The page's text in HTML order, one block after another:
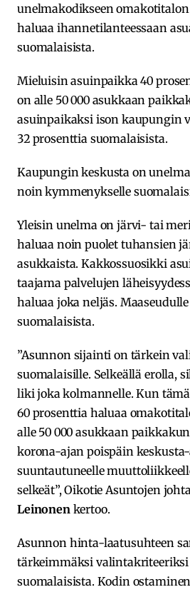
unelmakodikseen
haluaa ihannetilanteessaan
suomalaisista.
Mieluisin asuinpaikka 40
on alle 50 000 asukkaan
asuinpaikaksi ison kaupungin
32 prosenttia suomalaisista.
Kaupungin keskusta on
noin kymmenykselle
Yleisin unelma on järvi- tai
haluaa noin puolet tuhansien
asukkaista. Kakkossuosikki
taajama palvelujen
haluaa joka neljäs.
suomalaisista.
”Asunnon sijainti on tärkein
suomalaisille. Selkeällä erolla,
liki joka kolmannelle. Kun
60 prosenttia haluaa
alle 50 000 asukkaan
korona-ajan poispäin
suuntautuneelle
selkeät”, Oikotie Asuntojen
Leinonen kertoo.
Asunnon hinta-laatusuhteen
tärkeimmäksi valintakriteeriksi
suomalaisista. Kodin